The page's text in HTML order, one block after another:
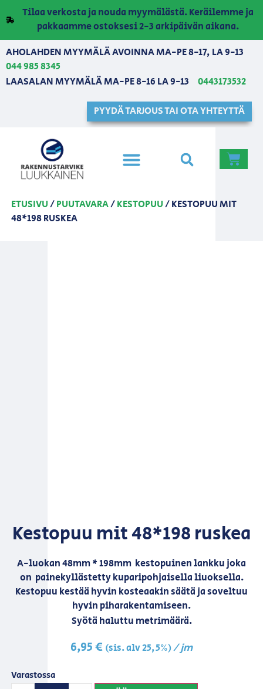
Tilaa verkosta ja nouda myymälästä. Keräilemme ja
pakkaamme ostoksesi 2-3 arkipäivän aikana.
AHOLAHDEN MYYMÄLÄ AVOINNA MA-PE 8-17, LA 9-13
044 985 8345
LAASALAN MYYMÄLÄ MA-PE 8-16 LA 9-13
0443173532
PYYDÄ TARJOUS TAI OTA YHTEYTTÄ
ETUSIVU/PUUTAVARA/KESTOPUU/ KESTOPUU MIT
48*198 RUSKEA
Kestopuu mit 48*198 ruskea
A-luokan 48mm * 198mm kestopuinen lankku joka
on painekyllästetty kuparipohjaisella liuoksella.
Kestopuu kestää hyvin kosteaakin säätä ja soveltuu
hyvin piharakentamiseen.
Syötä haluttu metrimäärä.
6,95€ (sis. alv 25,5%)/ jm
Varastossa